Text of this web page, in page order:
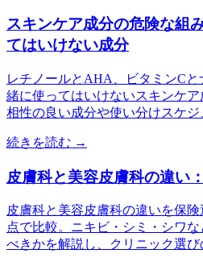
スキンケア成分の危険な組
てはいけない成分
レチノールとAHA、ビタミンC
緒に使ってはいけないスキンケア
相性の良い成分や使い分けスケジ
続きを読む →
皮膚科と美容皮膚科の違い
皮膚科と美容皮膚科の違いを保
点で比較。ニキビ・シミ・シワ
べきかを解説し、クリニック選び